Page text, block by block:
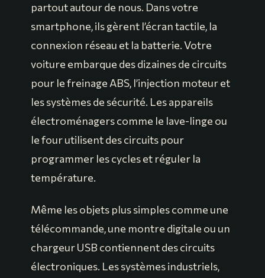
partout autour de nous. Dans votre
smartphone, ils gèrent l’écran tactile, la
connexion réseau et la batterie. Votre
voiture embarque des dizaines de circuits
pour le freinage ABS, l’injection moteur et
les systèmes de sécurité. Les appareils
électroménagers comme le lave-linge ou
le four utilisent des circuits pour
programmer les cycles et réguler la
température.
Même les objets plus simples comme une
télécommande, une montre digitale ou un
chargeur USB contiennent des circuits
électroniques. Les systèmes industriels,